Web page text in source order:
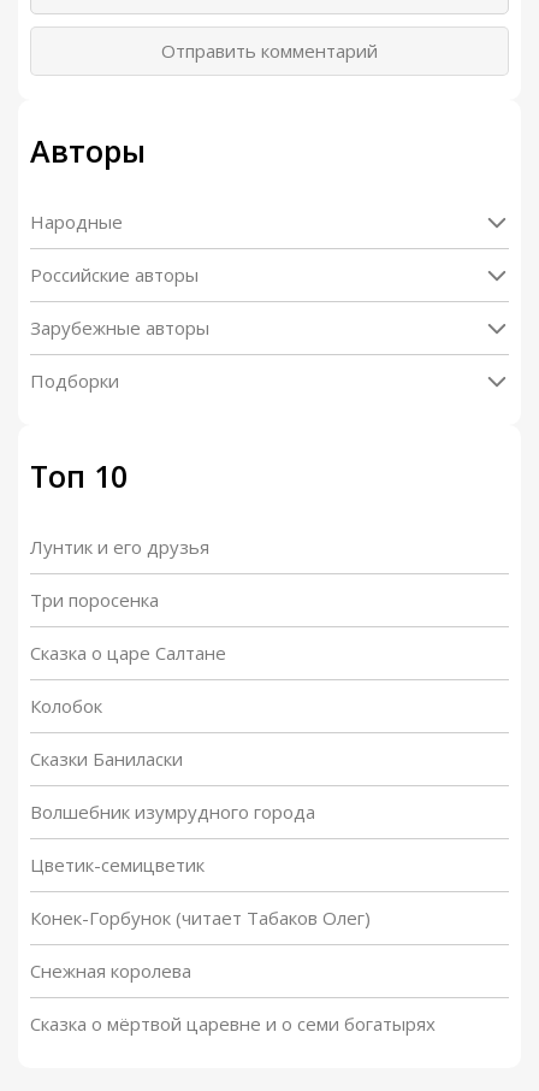
Отправить комментарий
Авторы
Народные
Российские авторы
Зарубежные авторы
Подборки
Топ 10
Лунтик и его друзья
Три поросенка
Сказка о царе Салтане
Колобок
Сказки Баниласки
Волшебник изумрудного города
Цветик-семицветик
Конек-Горбунок (читает Табаков Олег)
Снежная королева
Сказка о мёртвой царевне и о семи богатырях